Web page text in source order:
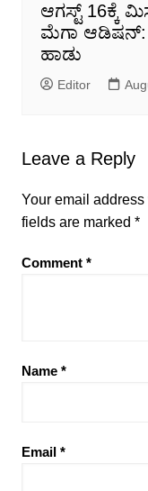
ಆಗಸ್ಟ್ 16ಕ್ಕೆ
ಮೆಗಾ
ಹಾಡು
Editor
Leave a Reply
Your email
fields are marked *
Comment *
Name *
Email *